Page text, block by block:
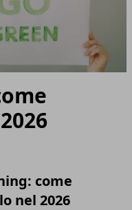
come
nel 2026